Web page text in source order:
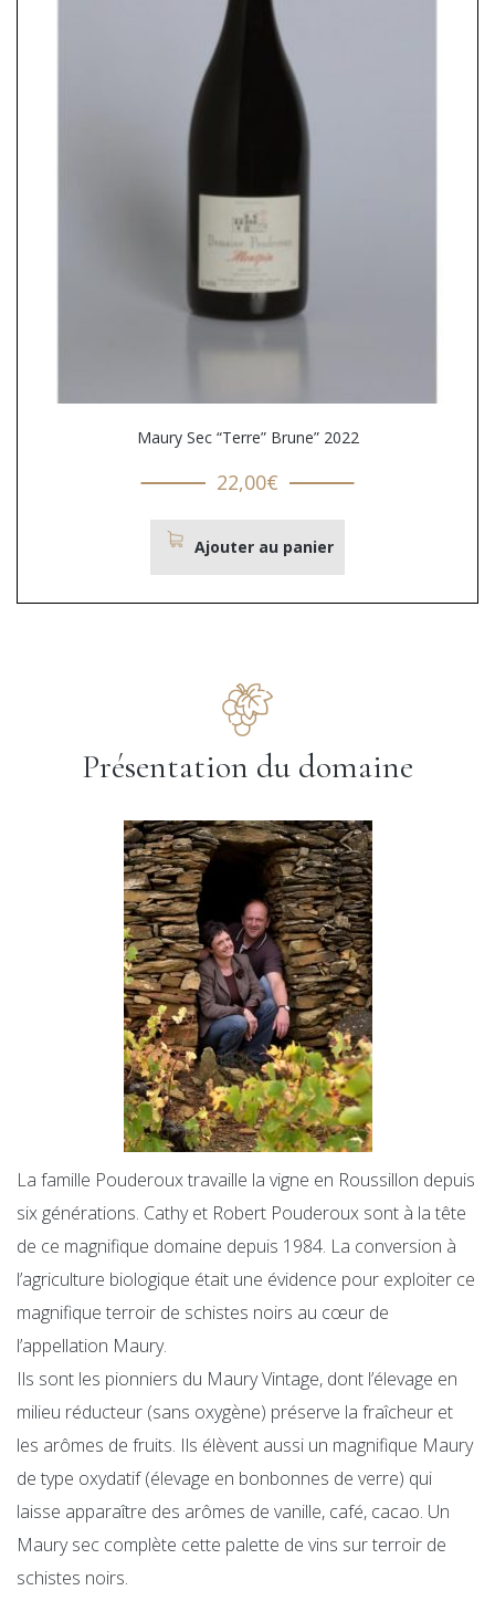
Maury Sec “Terre” Brune” 2022
22,00€
Ajouter au panier
Présentation du domaine
La famille Pouderoux travaille la vigne en Roussillon depuis
six générations. Cathy et Robert Pouderoux sont à la tête
de ce magnifique domaine depuis 1984. La conversion à
l’agriculture biologique était une évidence pour exploiter ce
magnifique terroir de schistes noirs au cœur de
l’appellation Maury.
Ils sont les pionniers du Maury Vintage, dont l’élevage en
milieu réducteur (sans oxygène) préserve la fraîcheur et
les arômes de fruits. Ils élèvent aussi un magnifique Maury
de type oxydatif (élevage en bonbonnes de verre) qui
laisse apparaître des arômes de vanille, café, cacao. Un
Maury sec complète cette palette de vins sur terroir de
schistes noirs.